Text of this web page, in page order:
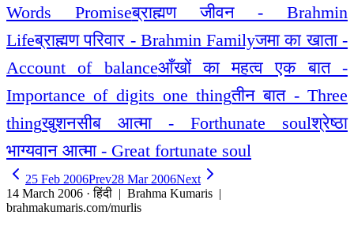
Words Promiseब्राह्मण जीवन - Brahmin
Lifeब्राह्मण परिवार - Brahmin Familyजमा का खाता -
Account of balanceआँखों का महत्व एक बात -
Importance of digits one thingतीन बात - Three
thingखुशनसीब आत्मा - Forthunate soulश्रेष्ठा
भाग्यवान आत्मा - Great fortunate soul
25 Feb 2006Prev28 Mar 2006Next
14 March 2006 · हिंदी | Brahma Kumaris |
brahmakumaris.com/murlis